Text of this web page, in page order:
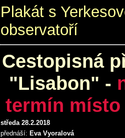
Plakát s
observatoří
Cestopisná
"Lisabon" -
termín místo
středa 28.2.2018
přednáší: Eva Vyoralová